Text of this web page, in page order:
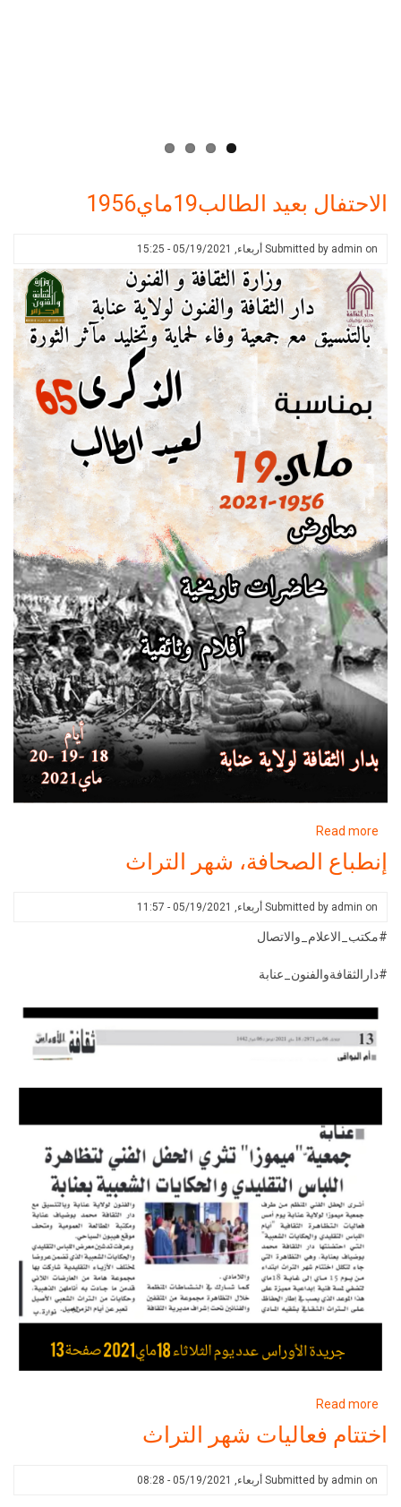
الاحتفال بعيد الطالب19ماي1956
Submitted by admin on أربعاء, 05/19/2021 - 15:25
Read more
الاحتفال
بعيد
إنطباع الصحافة، شهر التراث
Submitted by admin on أربعاء, 05/19/2021 - 11:57
#مكتب_الاعلام_والاتصال
#دارالثقافةوالفنون_عنابة
Read more
إنطباع
الصحافة،
التراث
اختتام فعاليات شهر التراث
Submitted by admin on أربعاء, 05/19/2021 - 08:28